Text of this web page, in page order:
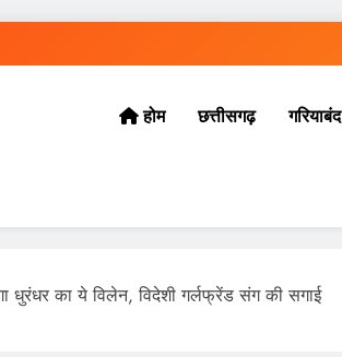
होम छत्तीसगढ़ गरियाबंद
धुरंधर का ये विलेन, विदेशी गर्लफ्रेंड संग की सगाई